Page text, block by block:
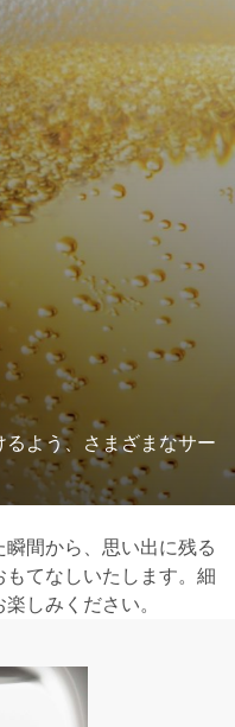
よう、さまざまなサー
間から、思い出に残る
てなしいたします。細
しみください。